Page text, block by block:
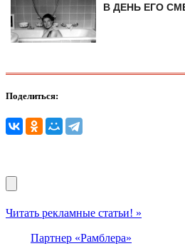
В ДЕНЬ ЕГО
Поделиться:
Читать рекламные статьи! »
Партнер «Рамблера»